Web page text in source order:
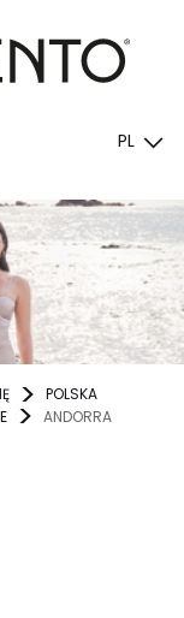
PL
POLSKA
ANDORRA